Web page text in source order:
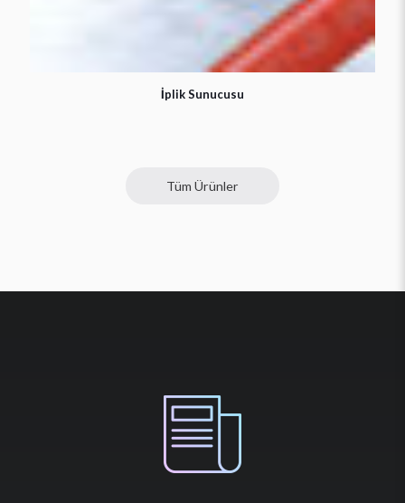
İplik Sunucusu
Tüm Ürünler